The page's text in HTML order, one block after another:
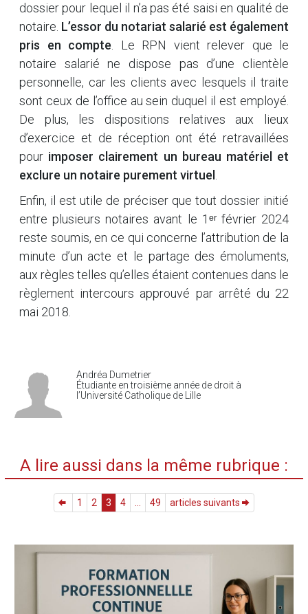
dossier pour lequel il n’a pas été saisi en qualité de
notaire. L’essor du notariat salarié est également
pris en compte . Le RPN vient relever que le
notaire salarié ne dispose pas d’une clientèle
personnelle, car les clients avec lesquels il traite
sont ceux de l’office au sein duquel il est employé.
De plus, les dispositions relatives aux lieux
d’exercice et de réception ont été retravaillées
pour imposer clairement un bureau matériel et
exclure un notaire purement virtuel
Enfin, il est utile de préciser que tout dossier initié
entre plusieurs notaires avant le 1ᵉʳ février 2024
reste soumis, en ce qui concerne l’attribution de la
minute d’un acte et le partage des émoluments,
aux règles telles qu’elles étaient contenues dans le
règlement intercours approuvé par arrêté du 22
mai 2018.
Andréa Dumetrier
Étudiante en troisième année de droit à
l’Université Catholique de Lille
A lire aussi dans la même rubrique :
1 2 3 4 49 articles suivants